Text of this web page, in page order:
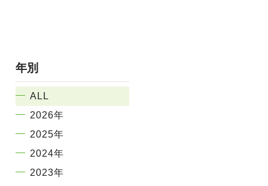
年別
ALL
2026年
2025年
2024年
2023年